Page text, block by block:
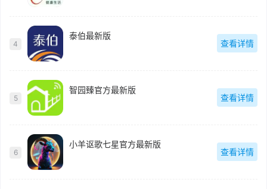
4
泰伯最新版
查看详情
5
智园臻官方最新版
查看详情
6
小羊讴歌七星官方最新版
查看详情